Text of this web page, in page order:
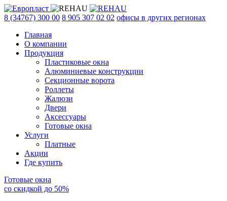
8 (34767) 300 00 8 905 307 02 02 офисы в других регионах
Главная
О компании
Продукция
Пластиковые окна
Алюминиевые конструкции
Секционные ворота
Роллеты
Жалюзи
Двери
Аксессуары
Готовые окна
Услуги
Платные
Акции
Где купить
Готовые окна
со скидкой до 50%